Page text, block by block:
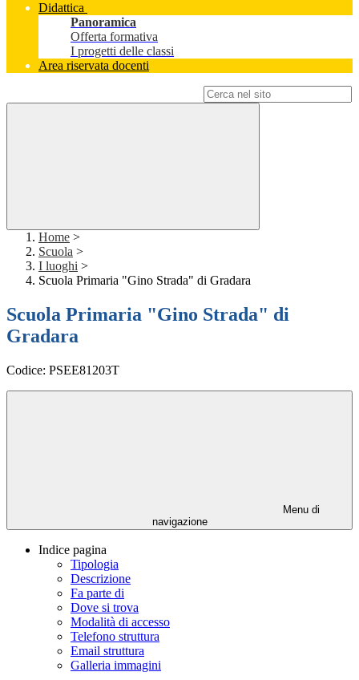
Didattica
Panoramica
Offerta formativa
I progetti delle classi
Area riservata docenti
Home >
Scuola >
I luoghi >
Scuola Primaria "Gino Strada" di Gradara
Scuola Primaria "Gino Strada" di
Gradara
Codice: PSEE81203T
Menu di
navigazione
Indice pagina
Tipologia
Descrizione
Fa parte di
Dove si trova
Modalità di accesso
Telefono struttura
Email struttura
Galleria immagini